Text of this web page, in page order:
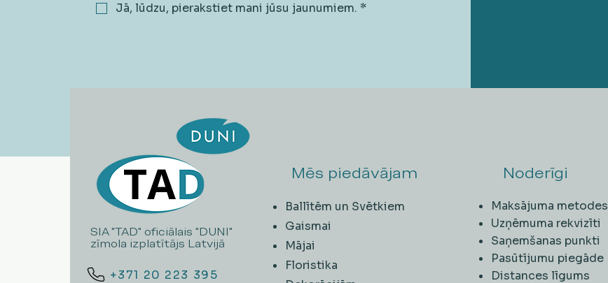
Jā, lūdzu, pierakstiet mani jūsu jaunumiem. *
SIA "TAD" oficiālais "DUNI"
zīmola izplatītājs Latvijā
+371 20 223 395
Mēs piedāvājam
Ballītēm un Svētkiem
Gaismai
Mājai
Floristika
Noderīgi
Maksājuma metodes
Uzņēmuma rekvizīti
Saņemšanas punkti
Pasūtījumu piegāde
Distances līgums